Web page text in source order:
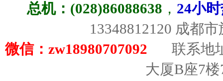
总机：(028)86088638 ， 24小
13348812120 成都
微信：zw18980707092
联系地
大厦B座7